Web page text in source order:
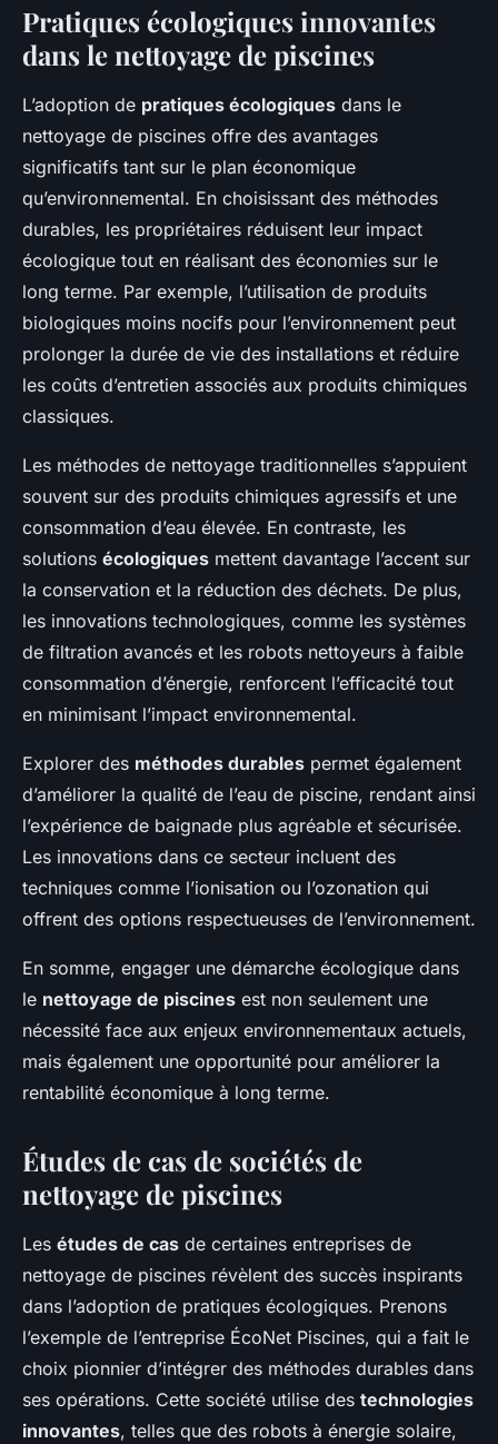
Pratiques écologiques innovantes
dans le nettoyage de piscines
L’adoption de pratiques écologiques dans le
nettoyage de piscines offre des avantages
significatifs tant sur le plan économique
qu’environnemental. En choisissant des méthodes
durables, les propriétaires réduisent leur impact
écologique tout en réalisant des économies sur le
long terme. Par exemple, l’utilisation de produits
biologiques moins nocifs pour l’environnement peut
prolonger la durée de vie des installations et réduire
les coûts d’entretien associés aux produits chimiques
classiques.
Les méthodes de nettoyage traditionnelles s’appuient
souvent sur des produits chimiques agressifs et une
consommation d’eau élevée. En contraste, les
solutions écologiques mettent davantage l’accent sur
la conservation et la réduction des déchets. De plus,
les innovations technologiques, comme les systèmes
de filtration avancés et les robots nettoyeurs à faible
consommation d’énergie, renforcent l’efficacité tout
en minimisant l’impact environnemental.
Explorer des méthodes durables permet également
d’améliorer la qualité de l’eau de piscine, rendant ainsi
l’expérience de baignade plus agréable et sécurisée.
Les innovations dans ce secteur incluent des
techniques comme l’ionisation ou l’ozonation qui
offrent des options respectueuses de l’environnement.
En somme, engager une démarche écologique dans
le nettoyage de piscines est non seulement une
nécessité face aux enjeux environnementaux actuels,
mais également une opportunité pour améliorer la
rentabilité économique à long terme.
Études de cas de sociétés de
nettoyage de piscines
Les études de cas de certaines entreprises de
nettoyage de piscines révèlent des succès inspirants
dans l’adoption de pratiques écologiques. Prenons
l’exemple de l’entreprise ÉcoNet Piscines, qui a fait le
choix pionnier d’intégrer des méthodes durables dans
ses opérations. Cette société utilise des technologies
innovantes, telles que des robots à énergie solaire,